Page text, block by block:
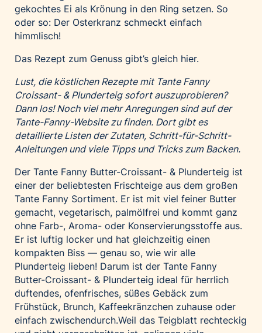
gekochtes Ei als Krönung in den Ring setzen. So
oder so: Der Osterkranz schmeckt einfach
himmlisch!
Das Rezept zum Genuss gibt’s gleich hier.
Lust, die köstlichen Rezepte mit Tante Fanny
Croissant- & Plunderteig sofort auszuprobieren?
Dann los! Noch viel mehr Anregungen sind auf der
Tante-Fanny-Websitezu finden. Dort gibt es
detaillierte Listen der Zutaten, Schritt-für-Schritt-
Anleitungen und viele Tipps und Tricks zum Backen.
Der Tante Fanny Butter-Croissant- & Plunderteig ist
einer der beliebtesten Frischteige aus dem großen
Tante Fanny Sortiment. Er ist mit viel feiner Butter
gemacht, vegetarisch, palmölfrei und kommt ganz
ohne Farb-, Aroma- oder Konservierungsstoffe aus.
Er ist luftig locker und hat gleichzeitig einen
kompakten Biss — genau so, wie wir alle
Plunderteig lieben! Darum ist der Tante Fanny
Butter-Croissant- & Plunderteig ideal für herrlich
duftendes, ofenfrisches, süßes Gebäck zum
Frühstück, Brunch, Kaffeekränzchen zuhause oder
einfach zwischendurch.Weil das Teigblatt rechteckig